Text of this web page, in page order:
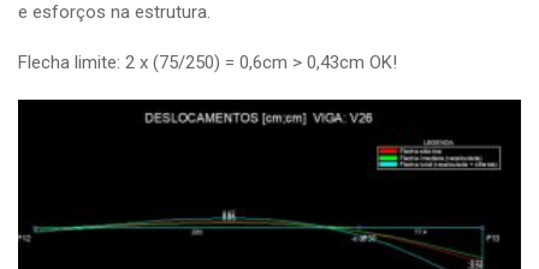
e esforços na estrutura.
Flecha limite: 2 x (75/250) = 0,6cm > 0,43cm OK!